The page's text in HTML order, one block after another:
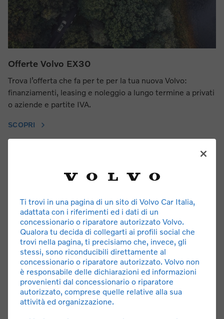
Offerte Volvo EX30
Trova l’offerta che fa per te per la tua nuova Volvo:
finanziamenti, leasing e noleggio a lungo termine a privati
o aziende e partite IVA.
SCOPRI
Volvo EX30 Cross Country
Maggiore altezza da terra, look riconoscibile e pneumatici
per ogni tipologia di terreno. Un SUV pronto all’avventura.
Ti trovi in una pagina di un sito di Volvo Car Italia,
adattata con i riferimenti ed i dati di un
concessionario o riparatore autorizzato Volvo.
Qualora tu decida di collegarti ai profili social che
trovi nella pagina, ti precisiamo che, invece, gli
stessi, sono riconducibili direttamente al
concessionario o riparatore autorizzato. Volvo non
è responsabile delle dichiarazioni ed informazioni
provenienti dal concessionario o riparatore
autorizzato, comprese quelle relative alla sua
attività ed organizzazione.